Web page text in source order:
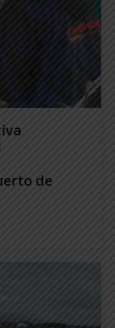
de